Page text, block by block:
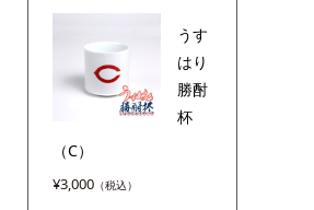
うす
はり
勝酎
杯
（C）
¥3,000